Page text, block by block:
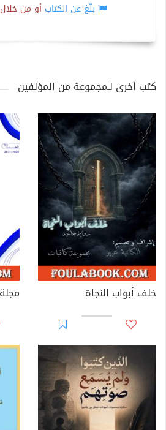
بلّغ عن الكتاب أو من خلال
كتب أخرى لـمجموعة من المؤلفين
خلف أبواب النجاة